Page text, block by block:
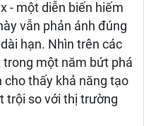
- một diễn biến hiếm
vẫn phản ánh đúng
hạn. Nhìn trên các
trong một năm bứt phá
cho thấy khả năng tạo
trội so với thị trường